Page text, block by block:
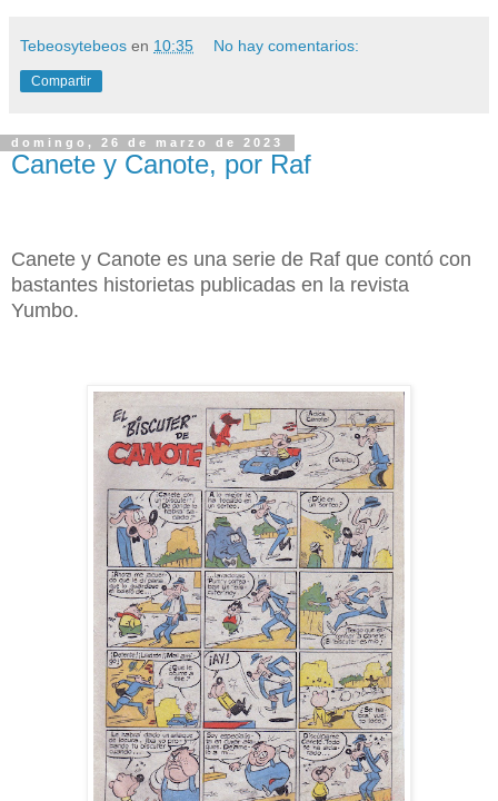
Tebeosytebeos en 10:35 No hay comentarios:
Compartir
domingo, 26 de marzo de 2023
Canete y Canote, por Raf
Canete y Canote es una serie de Raf que contó con
bastantes historietas publicadas en la revista
Yumbo.